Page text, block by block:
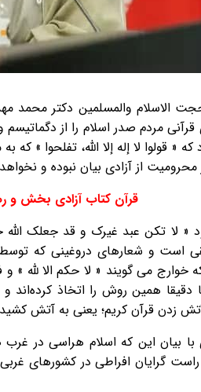
الاسلام والمسلمین دکتر محمد
مردم صدر اسلام را از
« قولوا لا إله إلا الله، تفلحوا
از آزادی بیان نبوده و
قرآن کتاب آزادی بخش و
« لا تکن عبد غیرک و قد جعلک الله
است و شعارهای دروغینی که
خوارج می گویند « لا حكم الا لله
دقيقا همين روش را اتخاذ
زدن قرآن کریم؛ یعنی به آتش
بیان این که اسلام هراسی در
گرایان افراطی در کشورهای غربی